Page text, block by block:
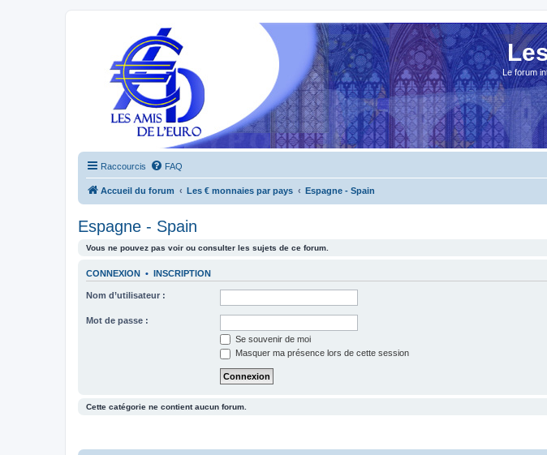
Le forum
Raccourcis FAQ
Accueil du forum Les € monnaies par pays Espagne - Spain
Espagne - Spain
Vous ne pouvez pas voir ou consulter les sujets de ce forum.
CONNEXION • INSCRIPTION
Nom d’utilisateur :
Mot de passe :
Se souvenir de moi
Masquer ma présence lors de cette session
Cette catégorie ne contient aucun forum.